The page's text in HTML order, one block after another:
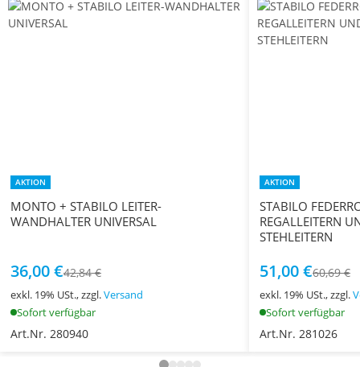
AKTION
MONTO + STABILO LEITER-
WANDHALTER UNIVERSAL
36,00 €42,84 €
exkl. 19% USt., zzgl.Versand
Sofort verfügbar
Art.Nr. 280940
AKTION
STABILO
REGALLEITERN
STEHLEITERN
51,00 €60,69 €
exkl. 19% USt., zzgl.
Sofort verfügbar
Art.Nr. 281026